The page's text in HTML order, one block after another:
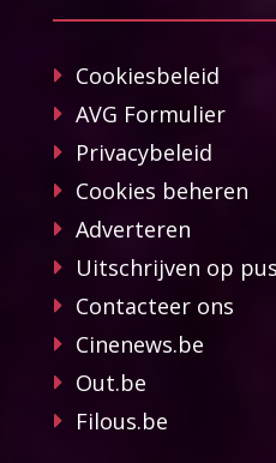
Cookiesbeleid
AVG Formulier
Privacybeleid
Cookies beheren
Adverteren
Uitschrijven op
Contacteer ons
Cinenews.be
Out.be
Filous.be